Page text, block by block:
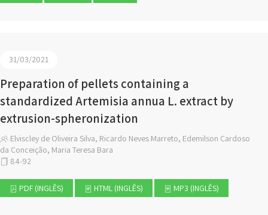
31/03/2021
Preparation of pellets containing a
standardized Artemisia annua L. extract by
extrusion-spheronization
Elviscley de Oliveira Silva, Ricardo Neves Marreto, Edemilson Cardoso
da Conceição, Maria Teresa Bara
84-92
PDF (INGLÊS) HTML (INGLÊS) MP3 (INGLÊS)